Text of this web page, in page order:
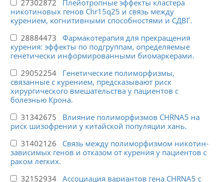
27302872 Плейотропные эффекты кластера
никотиновых генов Chr15q25 и связь между
курением, когнитивными способностями и СДВГ.
28884473 Фармакотерапия для прекращения
курения: эффекты по подгруппам, определяемые
генетически информированными биомаркерами.
29052254 Генетические полиморфизмы,
связанные с курением, предсказывают риск
хирургического вмешательства у пациентов с
болезнью Крона.
31342675 Влияние полиморфизмов CHRNA5 на
риск шизофрении у китайской популяции хань.
31402126 Связь между полиморфизмом никотин-
зависимых генов и отказом от курения у пациентов с
раком легких.
32152934 Ассоциация вариантов гена CHRNA5 с